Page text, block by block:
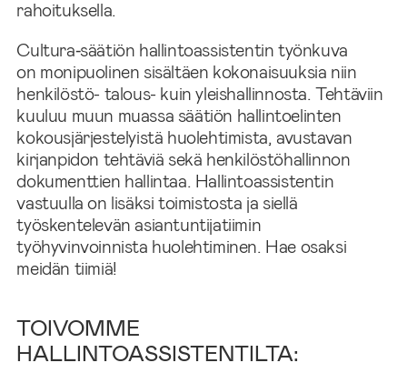
rahoituksella.
Cultura‑säätiön hallintoassistentin työnkuva
on monipuolinen sisältäen kokonaisuuksia niin
henkilöstö- talous- kuin yleishallinnosta. Tehtäviin
kuuluu muun muassa säätiön hallintoelinten
kokousjärjestelyistä huolehtimista, avustavan
kirjanpidon tehtäviä sekä henkilöstöhallinnon
dokumenttien hallintaa. Hallintoassistentin
vastuulla on lisäksi toimistosta ja siellä
työskentelevän asiantuntijatiimin
työhyvinvoinnista huolehtiminen. Hae osaksi
meidän tiimiä!
TOIVOMME
HALLINTOASSISTENTILTA: